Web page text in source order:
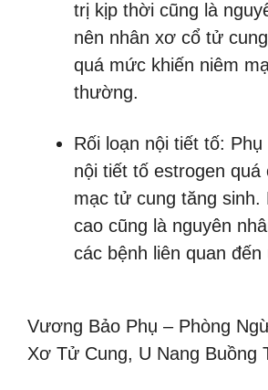
trị kịp thời cũng là
nên nhân xơ cổ tử
quá mức khiến niêm
thường.
Rối loạn nội tiết tố:
nội tiết tố estrogen quá
mạc tử cung tăng sinh.
cao cũng là nguyên
các bệnh liên quan đến
Vương Bảo Phụ – Phòng
Xơ Tử Cung, U Nang Buồng